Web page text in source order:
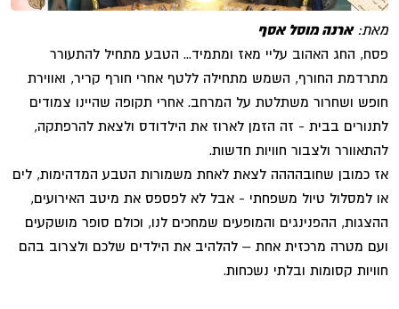
מאת:ארנה מוסל אסף
פסח, החג האהוב עליי מאז ומתמיד... הטבע מתחיל להתעורר
מתרדמת החורף, השמש מתחילה ללטף אחרי חורף קריר, ואווירת
חופש ושחרור משתלטת על המרחב. אחרי תקופה שהיינו צמודים
לתנורים בבית - זה הזמן לארוז את הילדודס ולצאת להרפתקה,
להתאוורר ולצבור חוויות חדשות.
אז כמובן שחובהההה לצאת לאחת משמורות הטבע המדהימות, לים
או למסלול טיול משפחתי - אבל לא לפספס את מיטב האירועים,
ההצגות, ההפנינגים והמופעים שמחכים לנו, וכולם סופר מושקעים
ועם מטרה מרכזית אחת – להלהיב את הילדים שלכם ולצרוב בהם
חוויות קסומות ובלתי נשכחות.